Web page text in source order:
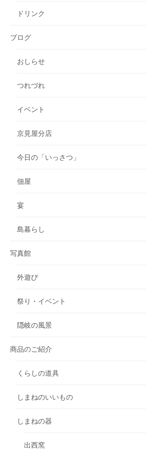
ドリンク
ブログ
おしらせ
つれづれ
イベント
京見屋分店
今日の「いっさつ」
佃屋
宴
島暮らし
写真館
外遊び
祭り・イベント
隠岐の風景
商品のご紹介
くらしの道具
しまねのいいもの
しまねの器
出西窯